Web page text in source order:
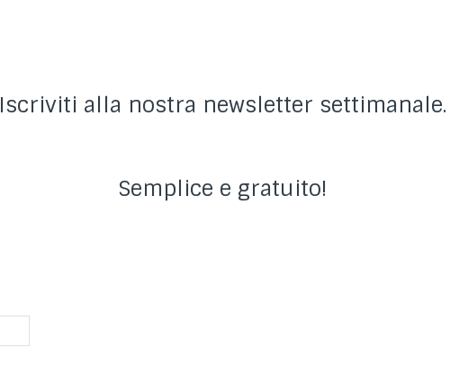
Iscriviti alla nostra newsletter settimanale.
Semplice e gratuito!